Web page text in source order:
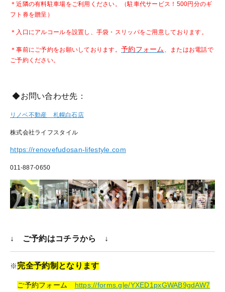
＊近隣の有料駐車場をご利用ください。（駐車代サービス！500円分のギ
フト券を贈呈）
＊入口にアルコールを設置し、 手袋・スリッパをご用意しております。
＊事前にご予約をお願いしております。予約フォーム 、またはお電話で
ご予約ください。
◆お問い合わせ先：
リノベ不動産 札幌白石店
株式会社ライフスタイル
https://renovefudosan-lifestyle.com
011-887-0650
↓ ご予約はコチラから ↓
※完全予約制となります
ご予約フォーム https://forms.gle/YXED1pxGWAB9gdAW7